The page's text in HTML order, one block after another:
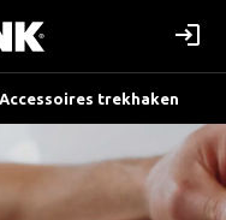
Accessoires trekhaken